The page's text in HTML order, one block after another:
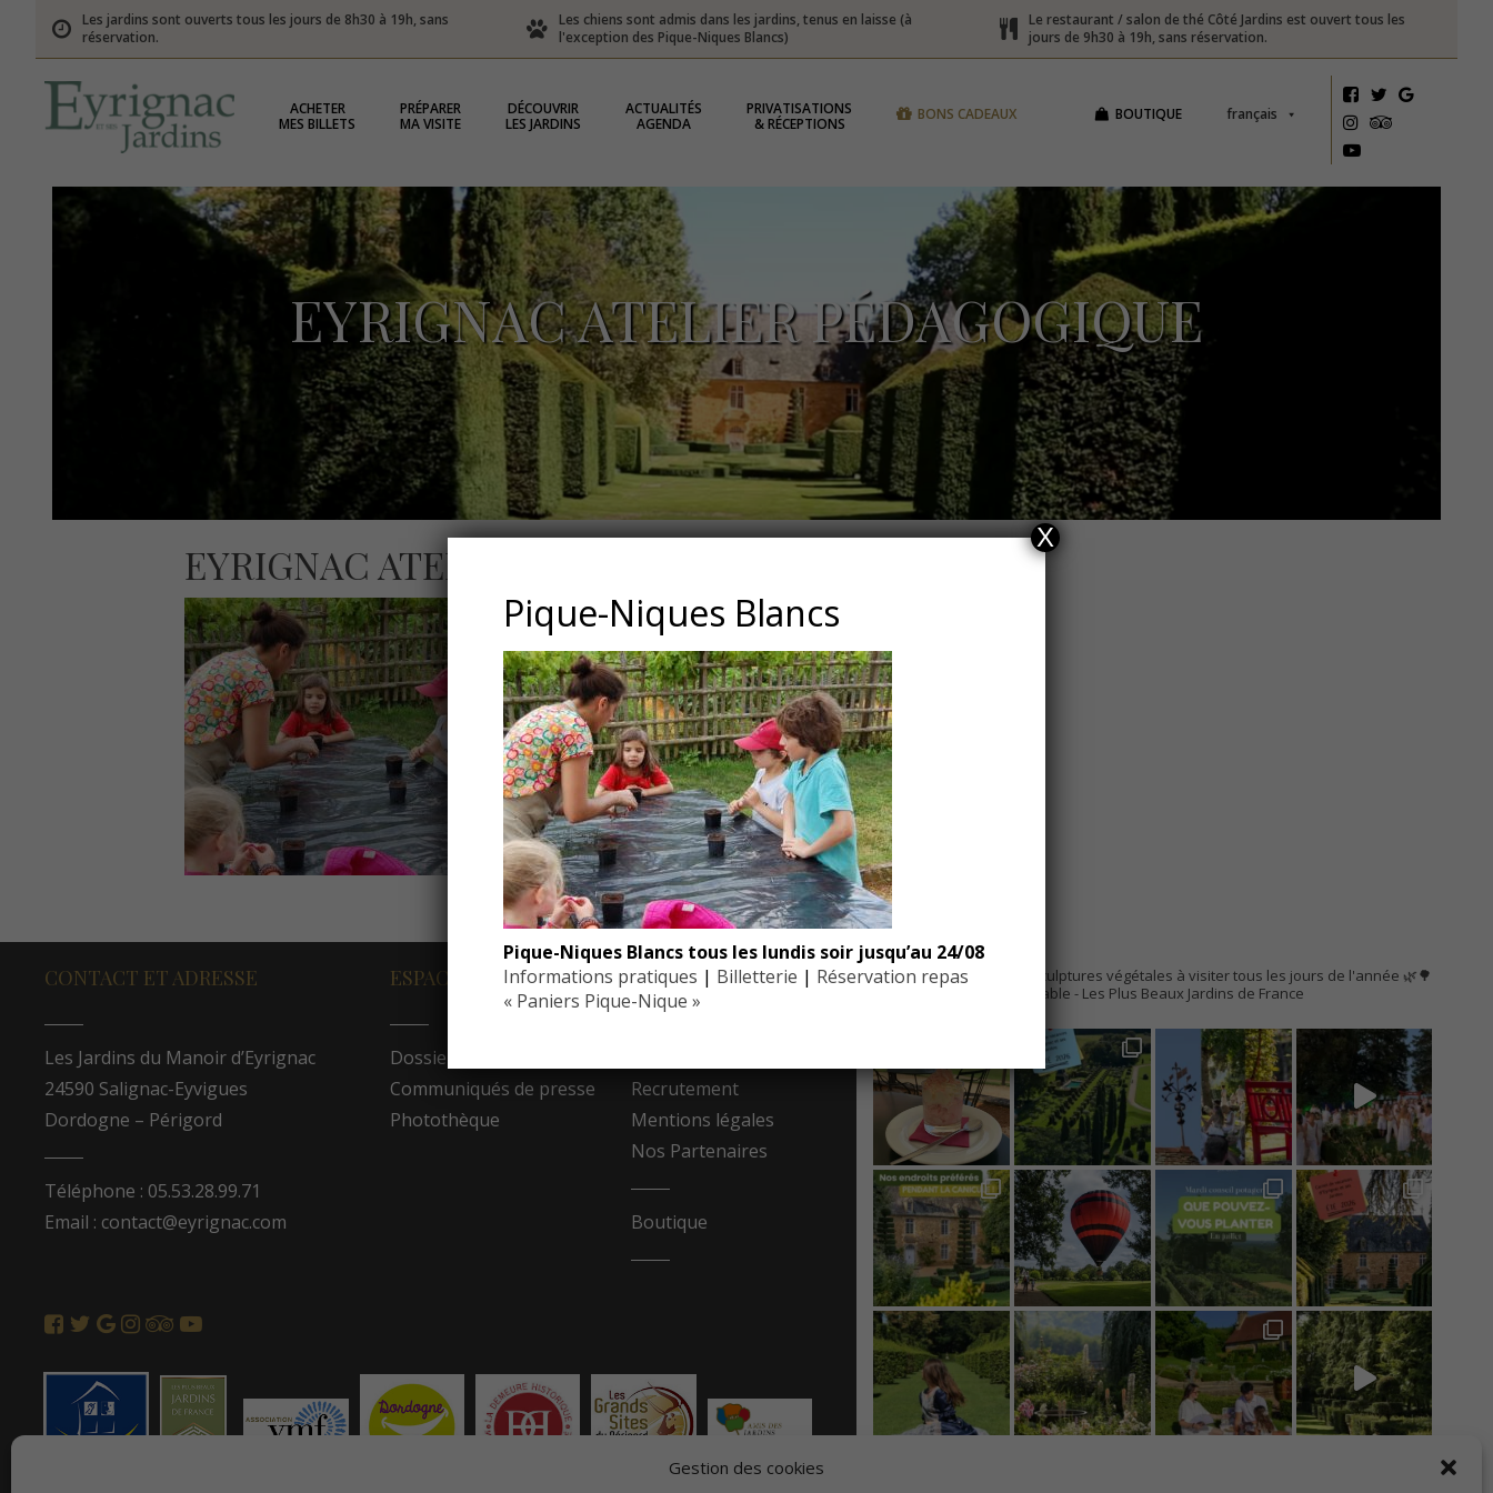
Gestion des cookies
Les jardins sont ouverts tous les jours de 8h30 à 19h, sans
réservation.
Les chiens sont admis dans les jardins, tenus en laisse (à
l'exception des Pique-Niques Blancs)
Le restaurant / salon de thé Côté Jardins est ouvert tous les
jours de 9h30 à 19h, sans réservation.
ACHETER
MES BILLETS
PRÉPARER
MA VISITE
DÉCOUVRIR
LES JARDINS
ACTUALITÉS
AGENDA
PRIVATISATIONS
& RÉCEPTIONS
français
BOUTIQUE
BONS CADEAUX
EYRIGNAC ATELIER PÉDAGOGIQUE
EYRIGNAC ATELIER PÉDAGOGIQUE
CONTACT ET ADRESSE
Les Jardins du Manoir d’Eyrignac
24590 Salignac-Eyvigues
Dordogne – Périgord
Téléphone : 05.53.28.99.71
Email : contact@eyrignac.com
ESPACE PRESSE
Dossier de presse
Communiqués de presse
Photothèque
Recrutement
Mentions légales
Nos Partenaires
Boutique
EYRIGNAC
10 hectares de sculptures végétales à visiter tous les jours de l'année 🌿🌳
- Jardin Remarquable- Les Plus Beaux Jardins de France
Pique-Niques Blancs
Pique-Niques Blancs tous les lundis soir jusqu’au 24/08
Informations pratiques | Billetterie | Réservation repas
« Paniers Pique-Nique »
X